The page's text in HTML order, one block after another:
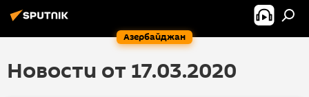
Азербайджан
Новости от 17.03.2020